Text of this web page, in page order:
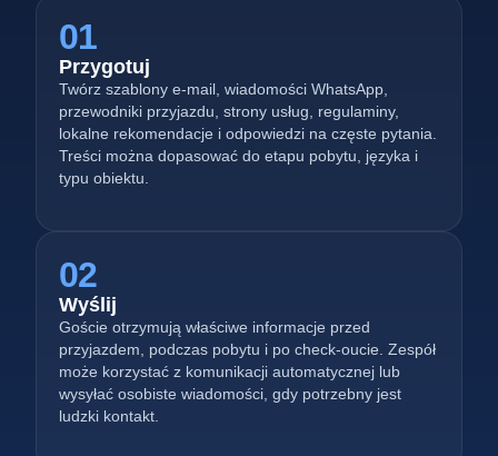
01
Przygotuj
Twórz szablony e-mail, wiadomości WhatsApp,
przewodniki przyjazdu, strony usług, regulaminy,
lokalne rekomendacje i odpowiedzi na częste pytania.
Treści można dopasować do etapu pobytu, języka i
typu obiektu.
02
Wyślij
Goście otrzymują właściwe informacje przed
przyjazdem, podczas pobytu i po check-oucie. Zespół
może korzystać z komunikacji automatycznej lub
wysyłać osobiste wiadomości, gdy potrzebny jest
ludzki kontakt.